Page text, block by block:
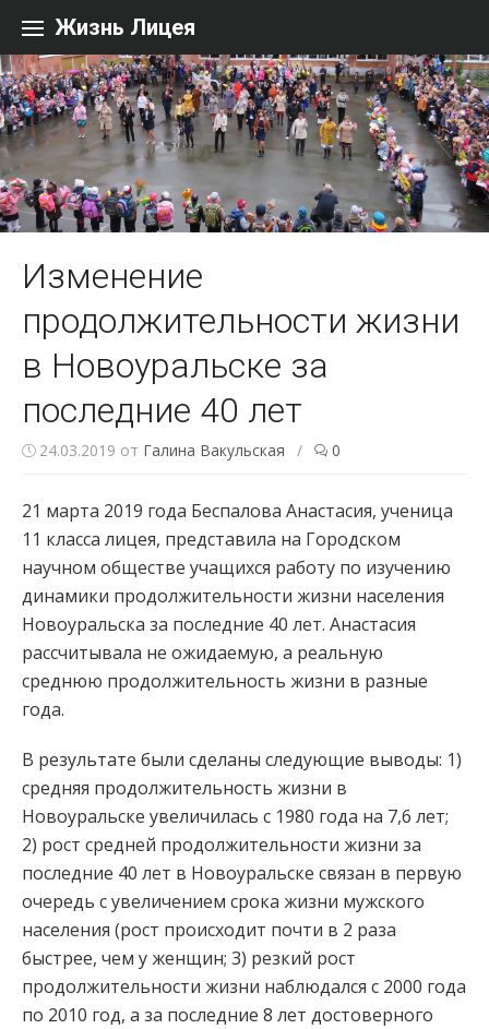
Жизнь Лицея
Изменение
продолжительности жизни
в Новоуральске за
последние 40 лет
24.03.2019 от Галина Вакульская / 0
21 марта 2019 года Беспалова Анастасия, ученица
11 класса лицея, представила на Городском
научном обществе учащихся работу по изучению
динамики продолжительности жизни населения
Новоуральска за последние 40 лет. Анастасия
рассчитывала не ожидаемую, а реальную
среднюю продолжительность жизни в разные
года.
В результате были сделаны следующие выводы: 1)
средняя продолжительность жизни в
Новоуральске увеличилась с 1980 года на 7,6 лет;
2) рост средней продолжительности жизни за
последние 40 лет в Новоуральске связан в первую
очередь с увеличением срока жизни мужского
населения (рост происходит почти в 2 раза
быстрее, чем у женщин; 3) резкий рост
продолжительности жизни наблюдался с 2000 года
по 2010 год, а за последние 8 лет достоверного